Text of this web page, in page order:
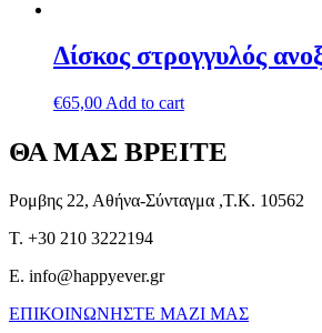
Δίσκος στρογγυλός
€65,00 Add to cart
ΘΑ ΜΑΣ ΒΡΕΙΤΕ
Ρομβης 22, Αθήνα-Σύνταγμα ,Τ.Κ. 10562
T. +30 210 3222194
E. info@happyever.gr
ΕΠΙΚΟΙΝΩΝΗΣΤΕ ΜΑΖΙ ΜΑΣ